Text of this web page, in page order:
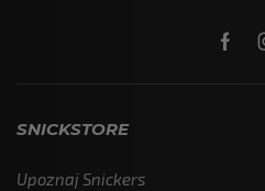
SNICKSTORE
Upoznaj Snickers